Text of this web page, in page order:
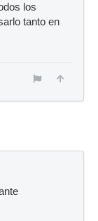
los
tanto en